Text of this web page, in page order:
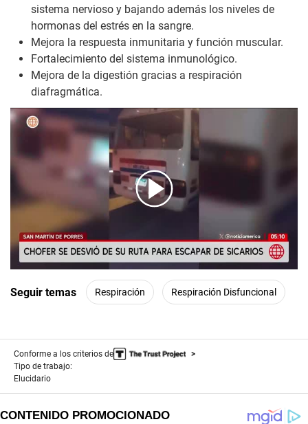
sistema nervioso y bajando además los niveles de
hormonas del estrés en la sangre.
Mejora la respuesta inmunitaria y función muscular.
Fortalecimiento del sistema inmunológico.
Mejora de la digestión gracias a respiración
diafragmática.
00:00/ 02:01
Seguir temas Respiración Respiración Disfuncional
Conforme a los criterios de
Tipo de trabajo:
Elucidario